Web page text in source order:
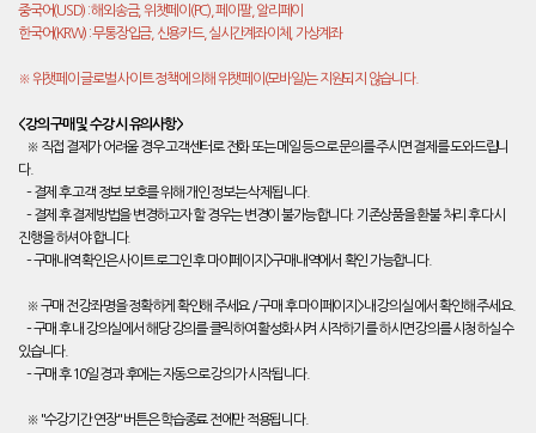
중국어(USD) : 해외송금, 위챗페이(PC), 페이팔, 알리페이
한국어(KRW) : 무통장입금, 신용카드, 실시간계좌이체, 가상계좌
※ 위챗페이 글로벌 사이트 정책에 의해 위챗페이(모바일)는 지원되지 않습니다.
<강의 구매 및 수강 시 유의사항>
※ 직접 결제가 어려울 경우 고객센터로 전화 또는 메일 등으로 문의를 주시면 결제를 도와드립니
다.
– 결제 후 고객 정보 보호를 위해 개인 정보는 삭제됩니다.
– 결제 후 결제방법을 변경하고자 할 경우는 변경이 불가능합니다. 기존상품을 환불 처리 후 다시
진행을 하셔야 합니다.
– 구매내역 확인은 사이트 로그인 후 마이페이지>구매내역에서 확인 가능합니다.
※ 구매 전 강좌명을 정확하게 확인해 주세요 / 구매 후 마이페이지>내 강의실 에서 확인해 주세요.
– 구매 후 내 강의실에서 해당 강의를 클릭하여 활성화시켜 시작하기를 하시면 강의를 시청하실 수
있습니다.
– 구매 후 10일 경과 후에는 자동으로 강의가 시작됩니다.
※ "수강기간 연장" 버튼은 학습종료 전에만 적용됩니다.